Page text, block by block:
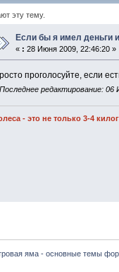
эту тему.
Если бы я имел деньги
« : 28 Июня 2009, 22:46:20 »
проголосуйте, если
Последнее редактирование:
- это не только 3-4
яма - основные темы